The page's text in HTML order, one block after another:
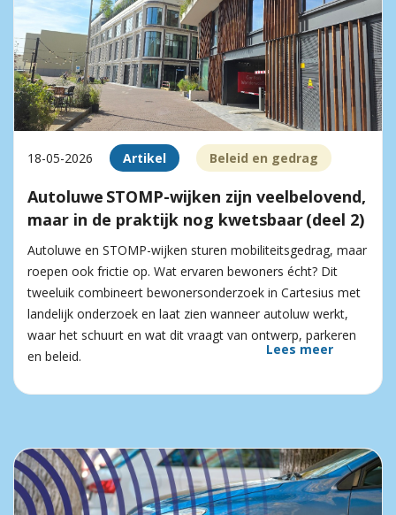
18-05-2026 Artikel Beleid en gedrag
Autoluwe STOMP-wijken zijn veelbelovend,
maar in de praktijk nog kwetsbaar (deel 2)
Autoluwe en STOMP-wijken sturen mobiliteitsgedrag, maar
roepen ook frictie op. Wat ervaren bewoners écht? Dit
tweeluik combineert bewonersonderzoek in Cartesius met
landelijk onderzoek en laat zien wanneer autoluw werkt,
waar het schuurt en wat dit vraagt van ontwerp, parkeren
en beleid.
Lees meer